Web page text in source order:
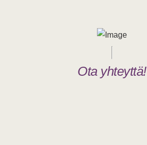
Ota yhteyttä!